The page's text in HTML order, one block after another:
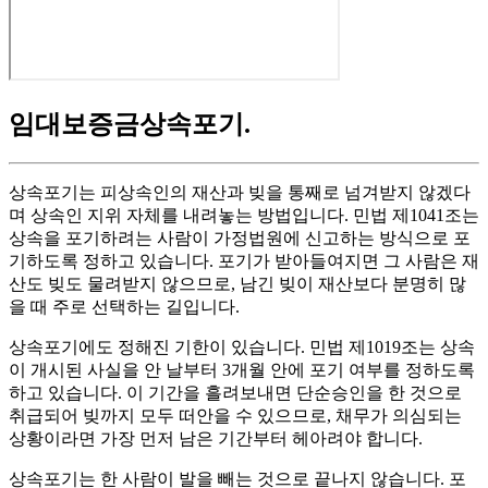
임대보증금상속포기 .
상속포기는 피상속인의 재산과 빚을 통째로 넘겨받지 않겠다
며 상속인 지위 자체를 내려놓는 방법입니다. 민법 제1041조는
상속을 포기하려는 사람이 가정법원에 신고하는 방식으로 포
기하도록 정하고 있습니다. 포기가 받아들여지면 그 사람은 재
산도 빚도 물려받지 않으므로, 남긴 빚이 재산보다 분명히 많
을 때 주로 선택하는 길입니다.
상속포기에도 정해진 기한이 있습니다. 민법 제1019조는 상속
이 개시된 사실을 안 날부터 3개월 안에 포기 여부를 정하도록
하고 있습니다. 이 기간을 흘려보내면 단순승인을 한 것으로
취급되어 빚까지 모두 떠안을 수 있으므로, 채무가 의심되는
상황이라면 가장 먼저 남은 기간부터 헤아려야 합니다.
상속포기는 한 사람이 발을 빼는 것으로 끝나지 않습니다. 포